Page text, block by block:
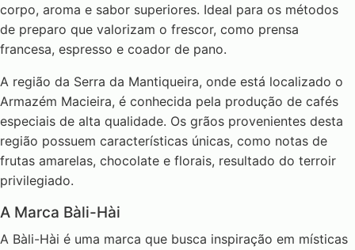
corpo, aroma e sabor superiores. Ideal para os métodos
de preparo que valorizam o frescor, como prensa
francesa, espresso e coador de pano.
A região da Serra da Mantiqueira, onde está localizado o
Armazém Macieira, é conhecida pela produção de cafés
especiais de alta qualidade. Os grãos provenientes desta
região possuem características únicas, como notas de
frutas amarelas, chocolate e florais, resultado do terroir
privilegiado.
A Marca Bàli-Hài
A Bàli-Hài é uma marca que busca inspiração em místicas